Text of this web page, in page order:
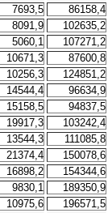
7693,5
86158,4
8091,9
102635,2
5060,1
107271,2
10671,3
87600,8
10256,3
124851,2
14544,4
96634,9
15158,5
94837,5
19917,3
103242,4
13544,3
111085,8
21374,4
150078,6
16898,2
154344,6
9830,1
189350,9
10975,6
196571,5